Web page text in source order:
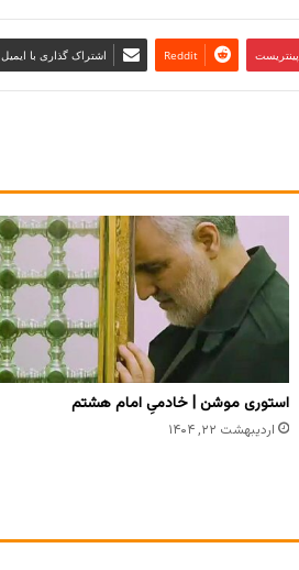
پینتریست Reddit اشتراک گذاری با ایمیل
استوری موشن | خادمیِ امام هشتم
اردیبهشت ۲۲, ۱۴۰۴